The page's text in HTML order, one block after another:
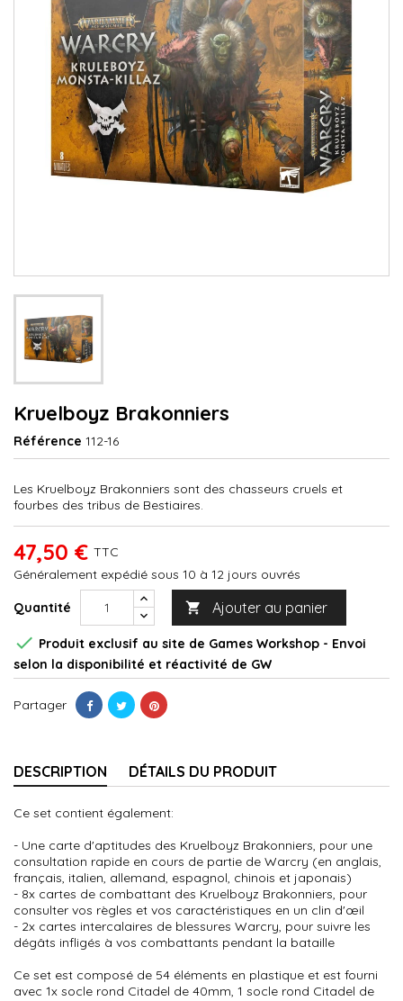
Kruelboyz Brakonniers
Référence 112-16
Les Kruelboyz Brakonniers sont des chasseurs cruels et
fourbes des tribus de Bestiaires.
47,50 € TTC
Généralement expédié sous 10 à 12 jours ouvrés
Quantité  Ajouter au panier
 Produit exclusif au site de Games Workshop - Envoi
selon la disponibilité et réactivité de GW
Partager
DESCRIPTION DÉTAILS DU PRODUIT
Ce set contient également:
- Une carte d'aptitudes des Kruelboyz Brakonniers, pour une
consultation rapide en cours de partie de Warcry (en anglais,
français, italien, allemand, espagnol, chinois et japonais)
- 8x cartes de combattant des Kruelboyz Brakonniers, pour
consulter vos règles et vos caractéristiques en un clin d'œil
- 2x cartes intercalaires de blessures Warcry, pour suivre les
dégâts infligés à vos combattants pendant la bataille
Ce set est composé de 54 éléments en plastique et est fourni
avec 1x socle rond Citadel de 40mm, 1 socle rond Citadel de